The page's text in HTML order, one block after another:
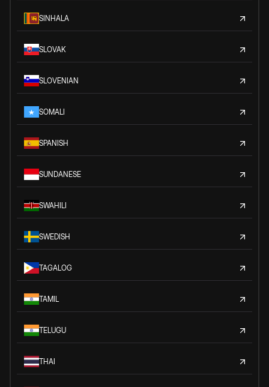
SINHALA
SLOVAK
SLOVENIAN
SOMALI
SPANISH
SUNDANESE
SWAHILI
SWEDISH
TAGALOG
TAMIL
TELUGU
THAI